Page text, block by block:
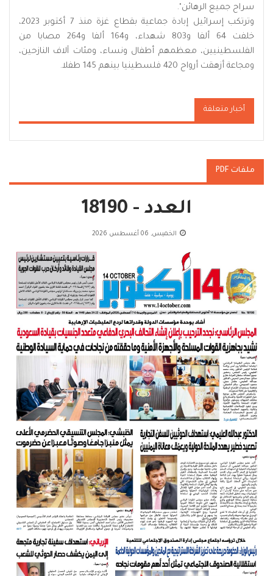
سراح جميع الرهائن".
وترتكب إسرائيل إبادة جماعية بقطاع غزة منذ 7 أكتوبر 2023،
خلفت 64 ألفا و803 شهداء، و164 ألفا و264 مصابا من
الفلسطينيين، معظمهم أطفال ونساء، ومئات آلاف النازحين،
ومجاعة أزهقت أرواح 420 فلسطينيا بينهم 145 طفلا.
أخبار متعلقة
ملفات PDF
العدد - 18190
الخميس, 06 أغسطس 2026